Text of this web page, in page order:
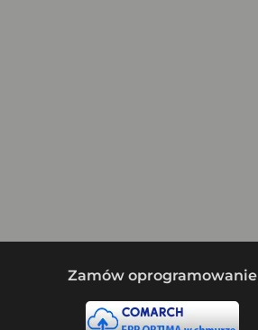
Zamów oprogramowanie